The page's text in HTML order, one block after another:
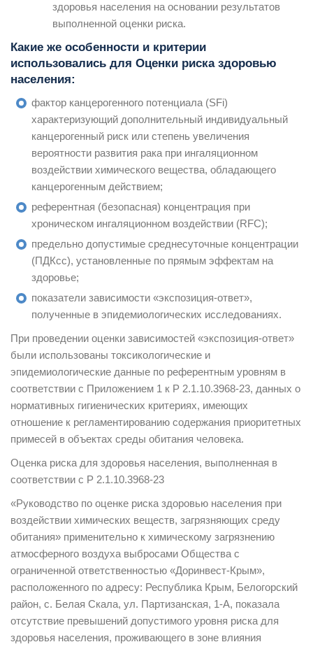
здоровья населения на основании результатов
выполненной оценки риска.
Какие же особенности и критерии
использовались для Оценки риска здоровью
населения:
фактор канцерогенного потенциала (SFi)
характеризующий дополнительный индивидуальный
канцерогенный риск или степень увеличения
вероятности развития рака при ингаляционном
воздействии химического вещества, обладающего
канцерогенным действием;
референтная (безопасная) концентрация при
хроническом ингаляционном воздействии (RFC);
предельно допустимые среднесуточные концентрации
(ПДКсс), установленные по прямым эффектам на
здоровье;
показатели зависимости «экспозиция-ответ»,
полученные в эпидемиологических исследованиях.
При проведении оценки зависимостей «экспозиция-ответ»
были использованы токсикологические и
эпидемиологические данные по референтным уровням в
соответствии с Приложением 1 к Р 2.1.10.3968-23, данных о
нормативных гигиенических критериях, имеющих
отношение к регламентированию содержания приоритетных
примесей в объектах среды обитания человека.
Оценка риска для здоровья населения, выполненная в
соответствии с Р 2.1.10.3968-23
«Руководство по оценке риска здоровью населения при
воздействии химических веществ, загрязняющих среду
обитания» применительно к химическому загрязнению
атмосферного воздуха выбросами Общества с
ограниченной ответственностью «Доринвест-Крым»,
расположенного по адресу: Республика Крым, Белогорский
район, с. Белая Скала, ул. Партизанская, 1-А, показала
отсутствие превышений допустимого уровня риска для
здоровья населения, проживающего в зоне влияния